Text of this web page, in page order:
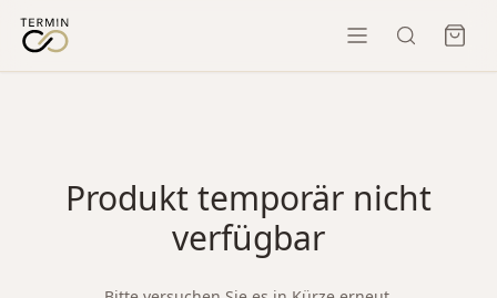
Produkt temporär nicht
verfügbar